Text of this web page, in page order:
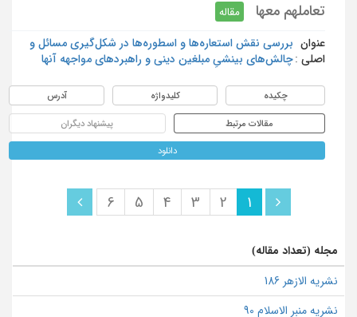
تعاملهم معها مقاله
عنوان
اصلی :
بررسی نقش استعاره‌ها و اسطوره‌ها در شکل‌گیری مسائل و
چالش‌های بینشیِ مبلغین دینی و راهبردهای مواجهه آنها
چکیده کلیدواژه آدرس
مقالات مرتبط پیشنهاد دیگران
دانلود
1
2
3
4
5
6
مجله (تعداد مقاله)
نشریه الازهر 186
نشریه منبر الاسلام 90